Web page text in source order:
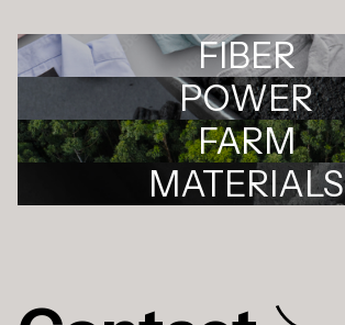
FIBER
POWER
FARM
MATERIALS